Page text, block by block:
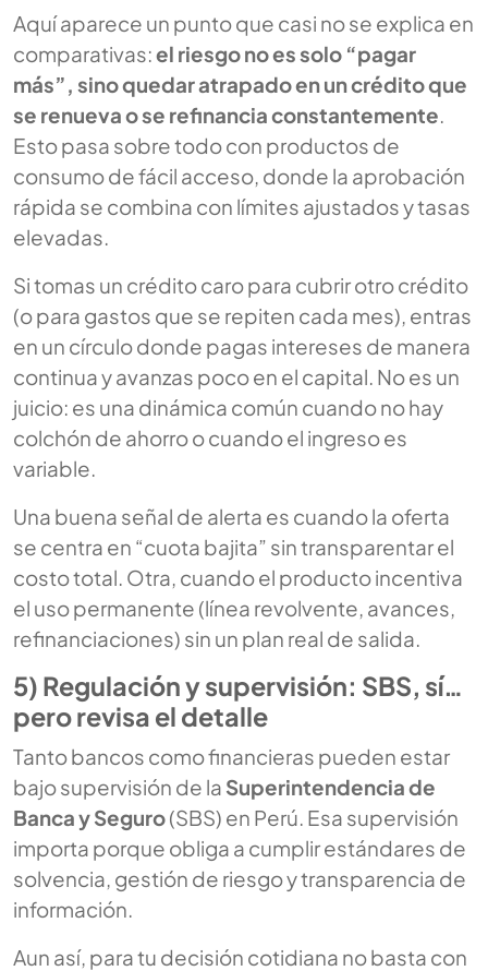
Aquí aparece un punto que casi no se explica en
comparativas:el riesgo no es solo “pagar
más”, sino quedar atrapado en un crédito que
se renueva o se refinancia constantemente
Esto pasa sobre todo con productos de
consumo de fácil acceso, donde la aprobación
rápida se combina con límites ajustados y tasas
elevadas.
Si tomas un crédito caro para cubrir otro crédito
(o para gastos que se repiten cada mes), entras
en un círculo donde pagas intereses de manera
continua y avanzas poco en el capital. No es un
juicio: es una dinámica común cuando no hay
colchón de ahorro o cuando el ingreso es
variable.
Una buena señal de alerta es cuando la oferta
se centra en “cuota bajita” sin transparentar el
costo total. Otra, cuando el producto incentiva
el uso permanente (línea revolvente, avances,
refinanciaciones) sin un plan real de salida.
5) Regulación y supervisión: SBS, sí…
pero revisa el detalle
Tanto bancos como financieras pueden estar
bajo supervisión de la Superintendencia de
Banca y Seguro(SBS) en Perú. Esa supervisión
importa porque obliga a cumplir estándares de
solvencia, gestión de riesgo y transparencia de
información.
Aun así, para tu decisión cotidiana no basta con